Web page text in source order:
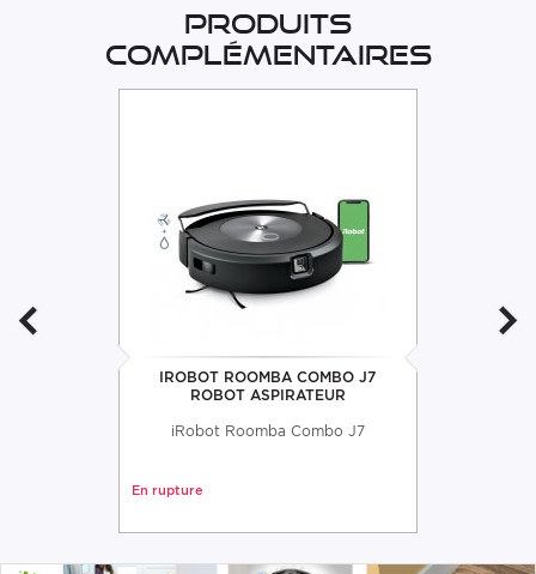
Produits
complémentaires
IROBOT ROOMBA COMBO J7
ROBOT ASPIRATEUR
iRobot Roomba Combo J7
En rupture